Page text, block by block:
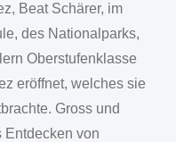
Beat Schärer, im
des Nationalparks,
Oberstufenklasse
eröffnet, welches sie
Gross und
Entdecken von